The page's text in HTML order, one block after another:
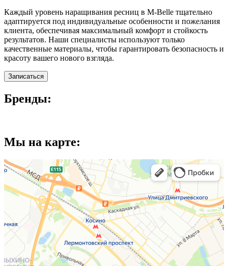
Каждый уровень наращивания ресниц в M-Belle тщательно
адаптируется под индивидуальные особенности и пожелания
клиента, обеспечивая максимальный комфорт и стойкость
результатов. Наши специалисты используют только
качественные материалы, чтобы гарантировать безопасность и
красоту вашего нового взгляда.
Записаться
Бренды:
Мы на карте: